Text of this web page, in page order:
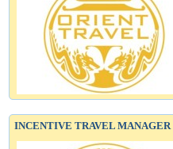
INCENTIVE TRAVEL MANAGER